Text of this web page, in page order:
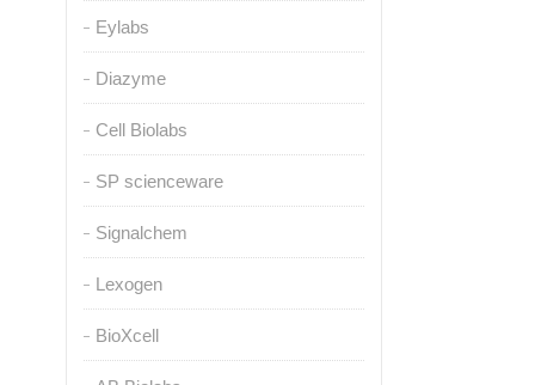
Eylabs
Diazyme
Cell Biolabs
SP scienceware
Signalchem
Lexogen
BioXcell